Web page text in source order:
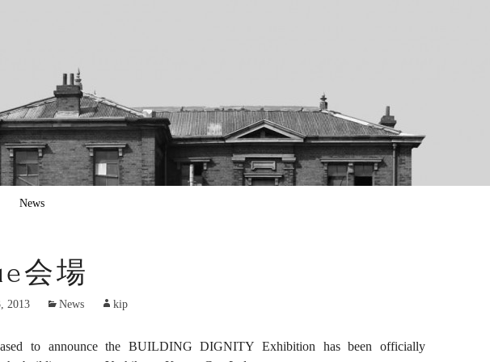
News
会場
2013 News kip
to announce the BUILDING DIGNITY Exhibition has been officially